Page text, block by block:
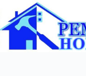
вмісту